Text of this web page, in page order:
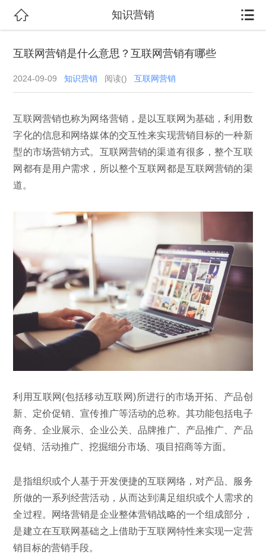
 知识营销 
互联网营销是什么意思？互联网营销有哪些
2024-09-09 知识营销 阅读() 互联网营销
互联网营销也称为网络营销，是以互联网为基础，利用数
字化的信息和网络媒体的交互性来实现营销目标的一种新
型的市场营销方式。互联网营销的渠道有很多，整个互联
网都有是用户需求，所以整个互联网都是互联网营销的渠
道。
利用互联网(包括移动互联网)所进行的市场开拓、产品创
新、定价促销、宣传推广等活动的总称。其功能包括电子
商务、企业展示、企业公关、品牌推广、产品推广、产品
促销、活动推广、挖掘细分市场、项目招商等方面。
是指组织或个人基于开发便捷的互联网络，对产品、服务
所做的一系列经营活动，从而达到满足组织或个人需求的
全过程。网络营销是企业整体营销战略的一个组成部分，
是建立在互联网基础之上借助于互联网特性来实现一定营
销目标的营销手段。